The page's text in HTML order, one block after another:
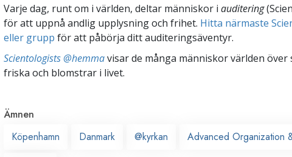
Varje dag, runt om i världen, deltar människor i auditering
för att uppnå andlig upplysning och frihet. Hitta närmaste
eller grupp för att påbörja ditt auditeringsäventyr.
Scientologists @hemmavisar de många människor världen över
friska och blomstrar i livet.
Ämnen
Köpenhamn
Danmark @kyrkan Advanced Organization